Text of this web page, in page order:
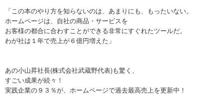
「この本のやり方を知らないのは、あまりにも、もったいない。
ホームページは、自社の商品・サービスを
お客様の都合に合わすことができる非常にすぐれたツールだ。
わが社は１年で売上が６億円増えた」
あの小山昇社長(株式会社武蔵野代表)も驚く、
すごい成果が続々！
実践企業の９３％が、ホームページで過去最高売上を更新中！